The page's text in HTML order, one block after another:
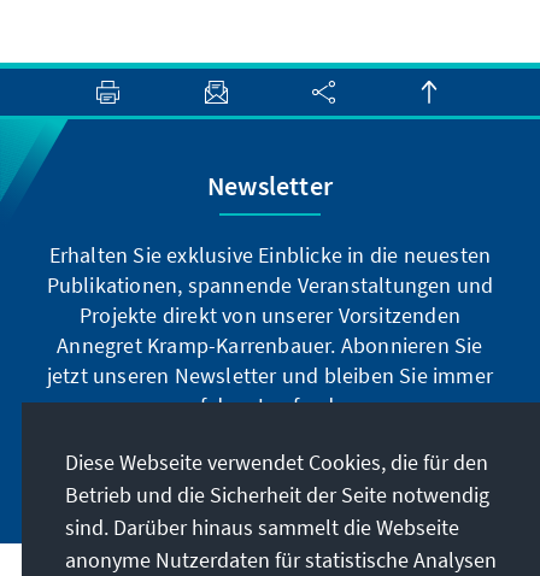
Newsletter
Erhalten Sie exklusive Einblicke in die neuesten
Publikationen, spannende Veranstaltungen und
Projekte direkt von unserer Vorsitzenden
Annegret Kramp-Karrenbauer. Abonnieren Sie
jetzt unseren Newsletter und bleiben Sie immer
auf dem Laufenden.
Jetzt abonnieren
Diese Webseite verwendet Cookies, die für den
Betrieb und die Sicherheit der Seite notwendig
sind. Darüber hinaus sammelt die Webseite
anonyme Nutzerdaten für statistische Analysen